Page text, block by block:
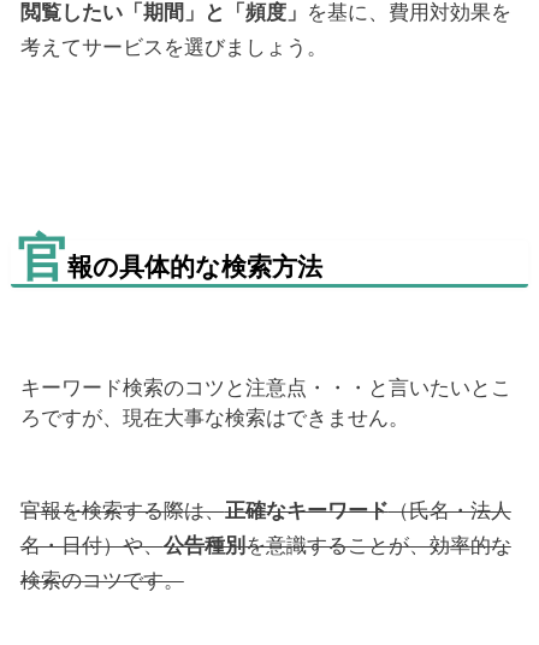
閲覧したい「期間」と「頻度」 を基に、費用対効果を
考えてサービスを選びましょう。
官報の具体的な検索方法
キーワード検索のコツと注意点・・・と言いたいとこ
ろですが、現在大事な検索はできません。
官報を検索する際は、正確なキーワード（氏名・法人
名・日付）や、公告種別を意識することが、効率的な
検索のコツです。